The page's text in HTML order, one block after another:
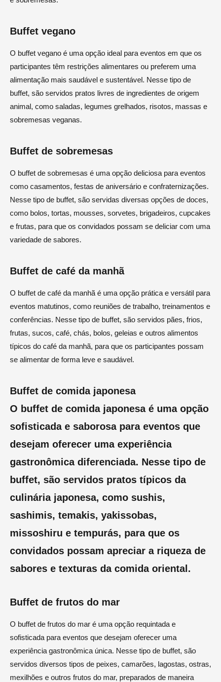
Buffet vegano
O buffet vegano é uma opção ideal para eventos em que os
participantes têm restrições alimentares ou preferem uma
alimentação mais saudável e sustentável. Nesse tipo de
buffet, são servidos pratos livres de ingredientes de origem
animal, como saladas, legumes grelhados, risotos, massas e
sobremesas veganas.
Buffet de sobremesas
O buffet de sobremesas é uma opção deliciosa para eventos
como casamentos, festas de aniversário e confraternizações.
Nesse tipo de buffet, são servidas diversas opções de doces,
como bolos, tortas, mousses, sorvetes, brigadeiros, cupcakes
e frutas, para que os convidados possam se deliciar com uma
variedade de sabores.
Buffet de café da manhã
O buffet de café da manhã é uma opção prática e versátil para
eventos matutinos, como reuniões de trabalho, treinamentos e
conferências. Nesse tipo de buffet, são servidos pães, frios,
frutas, sucos, café, chás, bolos, geleias e outros alimentos
típicos do café da manhã, para que os participantes possam
se alimentar de forma leve e saudável.
Buffet de comida japonesa
O buffet de comida japonesa é uma opção
sofisticada e saborosa para eventos que
desejam oferecer uma experiência
gastronômica diferenciada. Nesse tipo de
buffet, são servidos pratos típicos da
culinária japonesa, como sushis,
sashimis, temakis, yakissobas,
missoshiru e tempurás, para que os
convidados possam apreciar a riqueza de
sabores e texturas da comida oriental.
Buffet de frutos do mar
O buffet de frutos do mar é uma opção requintada e
sofisticada para eventos que desejam oferecer uma
experiência gastronômica única. Nesse tipo de buffet, são
servidos diversos tipos de peixes, camarões, lagostas, ostras,
mexilhões e outros frutos do mar, preparados de maneira